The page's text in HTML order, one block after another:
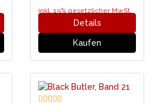
inkl. 19% gesetzlicher MwSt.
Details
Kaufen